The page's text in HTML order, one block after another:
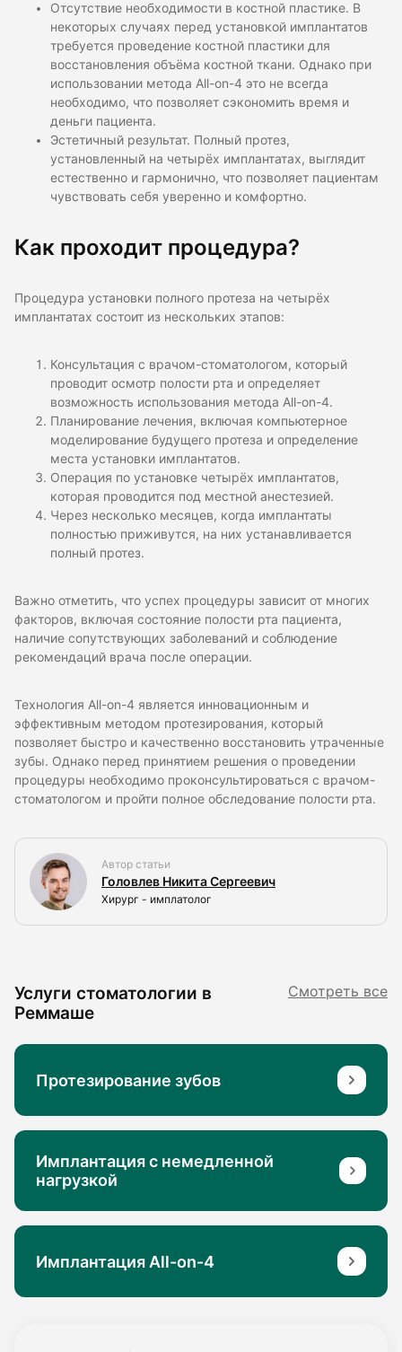
Отсутствие необходимости в костной пластике. В
некоторых случаях перед установкой имплантатов
требуется проведение костной пластики для
восстановления объёма костной ткани. Однако при
использовании метода All-on-4 это не всегда
необходимо, что позволяет сэкономить время и
деньги пациента.
Эстетичный результат. Полный протез,
установленный на четырёх имплантатах, выглядит
естественно и гармонично, что позволяет пациентам
чувствовать себя уверенно и комфортно.
Как проходит процедура?
Процедура установки полного протеза на четырёх
имплантатах состоит из нескольких этапов:
Консультация с врачом-стоматологом, который
проводит осмотр полости рта и определяет
возможность использования метода All-on-4.
Планирование лечения, включая компьютерное
моделирование будущего протеза и определение
места установки имплантатов.
Операция по установке четырёх имплантатов,
которая проводится под местной анестезией.
Через несколько месяцев, когда имплантаты
полностью приживутся, на них устанавливается
полный протез.
Важно отметить, что успех процедуры зависит от многих
факторов, включая состояние полости рта пациента,
наличие сопутствующих заболеваний и соблюдение
рекомендаций врача после операции.
Технология All-on-4 является инновационным и
эффективным методом протезирования, который
позволяет быстро и качественно восстановить утраченные
зубы. Однако перед принятием решения о проведении
процедуры необходимо проконсультироваться с врачом-
стоматологом и пройти полное обследование полости рта.
Автор статьи
Головлев Никита Сергеевич
Хирург - имплатолог
Услуги стоматологии в
Реммаше
Смотреть все
Протезирование зубов
Имплантация с немедленной
нагрузкой
Имплантация All-on-4